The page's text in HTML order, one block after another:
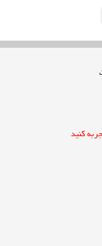
کنید